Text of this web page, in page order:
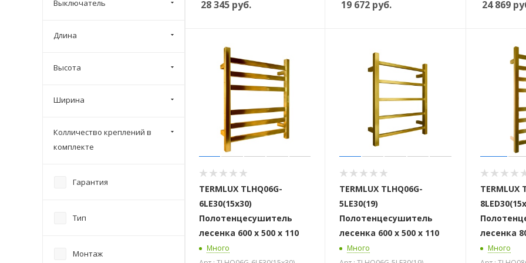
28 345 руб. 19 672 руб. 24 869
TERMLUX TLHQ06G-
6LE30(15х30)
Полотенцесушитель
лесенка 600 х 500 х 110
Много
TERMLUX TLHQ06G-
5LE30(19)
Полотенцесушитель
лесенка 600 х 500 х 110
Много
TERMLUX
лесенка
Много
Выключатель
Длина
Высота
Ширина
Колличество креплений в
комплекте
Гарантия
Тип
Монтаж